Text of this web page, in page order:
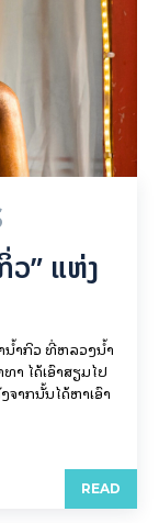
ວ” ແຫ່ງ
ນ້ຳກິວ ທີ່ຫລວງນ້ຳ
າ ໄດ້ເອົາສຽມໄປ
າກນັ້ນໄດ້ຫາເອົາ
READ